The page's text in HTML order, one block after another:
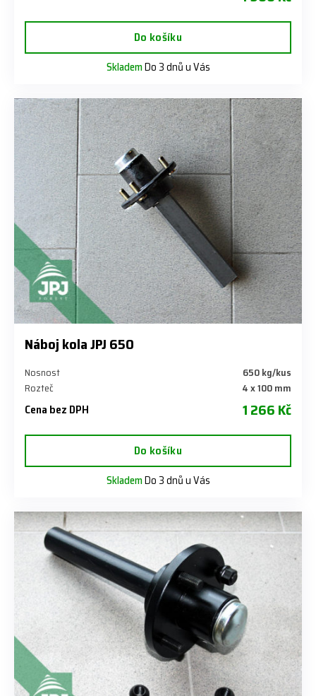
Do košíku
SklademDo 3 dnů u Vás
Náboj kola JPJ 650
Nosnost
650 kg/kus
Rozteč
4 x 100 mm
Cena bez DPH 1 266 Kč
Do košíku
SklademDo 3 dnů u Vás